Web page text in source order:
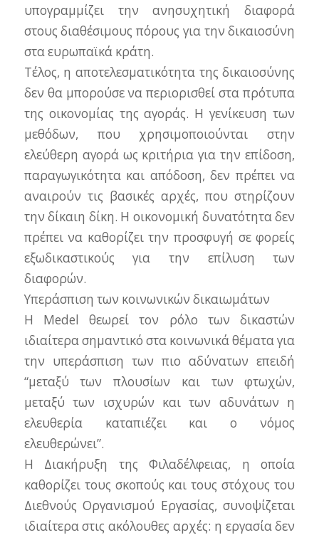
υπογραμμίζει την ανησυχητική διαφορά
στους διαθέσιμους πόρους για την δικαιοσύνη
στα ευρωπαϊκά κράτη.
Τέλος, η αποτελεσματικότητα της δικαιοσύνης
δεν θα μπορούσε να περιορισθεί στα πρότυπα
της οικονομίας της αγοράς. Η γενίκευση των
μεθόδων, που χρησιμοποιούνται στην
ελεύθερη αγορά ως κριτήρια για την επίδοση,
παραγωγικότητα και απόδοση, δεν πρέπει να
αναιρούν τις βασικές αρχές, που στηρίζουν
την δίκαιη δίκη. Η οικονομική δυνατότητα δεν
πρέπει να καθορίζει την προσφυγή σε φορείς
εξωδικαστικούς για την επίλυση των
διαφορών.
Υπεράσπιση των κοινωνικών δικαιωμάτων
Η Medel θεωρεί τον ρόλο των δικαστών
ιδιαίτερα σημαντικό στα κοινωνικά θέματα για
την υπεράσπιση των πιο αδύνατων επειδή
“μεταξύ των πλουσίων και των φτωχών,
μεταξύ των ισχυρών και των αδυνάτων η
ελευθερία καταπιέζει και ο νόμος
ελευθερώνει”.
Η Διακήρυξη της Φιλαδέλφειας, η οποία
καθορίζει τους σκοπούς και τους στόχους του
Διεθνούς Οργανισμού Εργασίας, συνοψίζεται
ιδιαίτερα στις ακόλουθες αρχές: η εργασία δεν